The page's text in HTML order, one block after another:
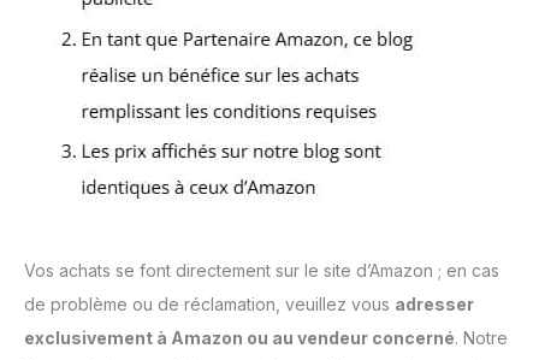
Vos achats se font directement sur le site d’Amazon ; en cas
de problème ou de réclamation, veuillez vous adresser
exclusivement à Amazon ou au vendeur concerné. Notre